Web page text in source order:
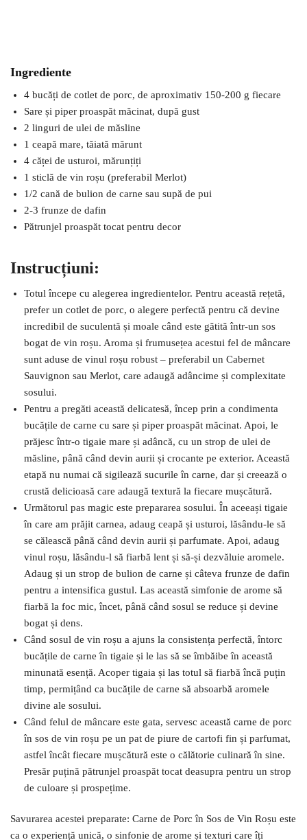
Ingrediente
4 bucăți de cotlet de porc, de aproximativ 150-200 g fiecare
Sare și piper proaspăt măcinat, după gust
2 linguri de ulei de măsline
1 ceapă mare, tăiată mărunt
4 căței de usturoi, mărunțiți
1 sticlă de vin roșu (preferabil Merlot)
1/2 cană de bulion de carne sau supă de pui
2-3 frunze de dafin
Pătrunjel proaspăt tocat pentru decor
Instrucțiuni:
Totul începe cu alegerea ingredientelor. Pentru această rețetă,
prefer un cotlet de porc, o alegere perfectă pentru că devine
incredibil de suculentă și moale când este gătită într-un sos
bogat de vin roșu. Aroma și frumusețea acestui fel de mâncare
sunt aduse de vinul roșu robust – preferabil un Cabernet
Sauvignon sau Merlot, care adaugă adâncime și complexitate
sosului.
Pentru a pregăti această delicatesă, încep prin a condimenta
bucățile de carne cu sare și piper proaspăt măcinat. Apoi, le
prăjesc într-o tigaie mare și adâncă, cu un strop de ulei de
măsline, până când devin aurii și crocante pe exterior. Această
etapă nu numai că sigilează sucurile în carne, dar și creează o
crustă delicioasă care adaugă textură la fiecare mușcătură.
Următorul pas magic este prepararea sosului. În aceeași tigaie
în care am prăjit carnea, adaug ceapă și usturoi, lăsându-le să
se călească până când devin aurii și parfumate. Apoi, adaug
vinul roșu, lăsându-l să fiarbă lent și să-și dezvăluie aromele.
Adaug și un strop de bulion de carne și câteva frunze de dafin
pentru a intensifica gustul. Las această simfonie de arome să
fiarbă la foc mic, încet, până când sosul se reduce și devine
bogat și dens.
Când sosul de vin roșu a ajuns la consistența perfectă, întorc
bucățile de carne în tigaie și le las să se îmbăibe în această
minunată esență. Acoper tigaia și las totul să fiarbă încă puțin
timp, permițând ca bucățile de carne să absoarbă aromele
divine ale sosului.
Când felul de mâncare este gata, servesc această carne de porc
în sos de vin roșu pe un pat de piure de cartofi fin și parfumat,
astfel încât fiecare mușcătură este o călătorie culinară în sine.
Presăr puțină pătrunjel proaspăt tocat deasupra pentru un strop
de culoare și prospețime.
Savurarea acestei preparate: Carne de Porc în Sos de Vin Roșu este
ca o experiență unică, o sinfonie de arome și texturi care îți